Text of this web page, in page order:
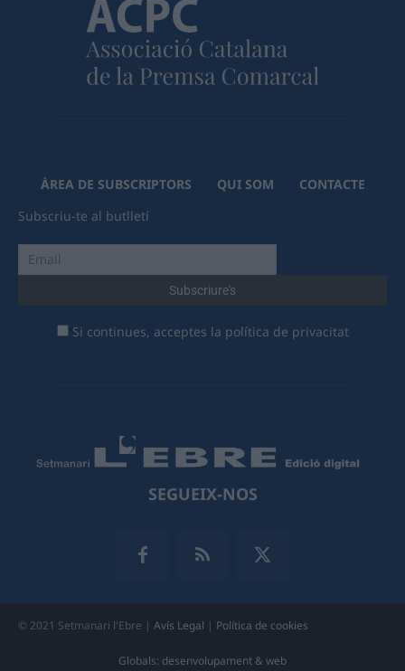
ÀREA DE SUBSCRIPTORS QUI SOM
CONTACTE
Subscriu-te al butlletí
Si continues, acceptes la política de privacitat
SEGUEIX-NOS
© 2021 Setmanari l'Ebre | Avís Legal | Política de cookies
Globals: desenvolupament & web